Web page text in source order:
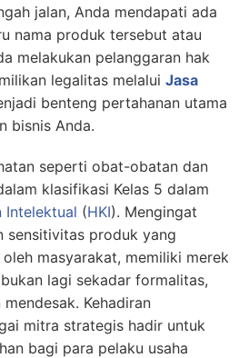
jalan, Anda mendapati ada
nama produk tersebut atau
melakukan pelanggaran hak
legalitas melalui Jasa
benteng pertahanan utama
bisnis Anda.
seperti obat-obatan dan
klasifikasi Kelas 5 dalam
Intelektual (HKI). Mengingat
sensitivitas produk yang
masyarakat, memiliki merek
lagi sekadar formalitas,
Kehadiran
mitra strategis hadir untuk
bagi para pelaku usaha